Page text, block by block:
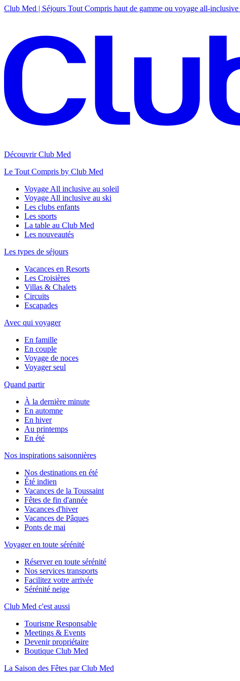
Club Med | Séjours Tout Compris haut de gamme ou voyage all-inclusive
Découvrir Club Med
Le Tout Compris by Club Med
Voyage All inclusive au soleil
Voyage All inclusive au ski
Les clubs enfants
Les sports
La table au Club Med
Les nouveautés
Les types de séjours
Vacances en Resorts
Les Croisières
Villas & Chalets
Circuits
Escapades
Avec qui voyager
En famille
En couple
Voyage de noces
Voyager seul
Quand partir
À la dernière minute
En automne
En hiver
Au printemps
En été
Nos inspirations saisonnières
Nos destinations en été
Été indien
Vacances de la Toussaint
Fêtes de fin d'année
Vacances d'hiver
Vacances de Pâques
Ponts de mai
Voyager en toute sérénité
Réserver en toute sérénité
Nos services transports
Facilitez votre arrivée
Sérénité neige
Club Med c'est aussi
Tourisme Responsable
Meetings & Events
Devenir propriétaire
Boutique Club Med
La Saison des Fêtes par Club Med